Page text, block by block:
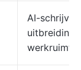
AI-
uitbreiding
werkruimte